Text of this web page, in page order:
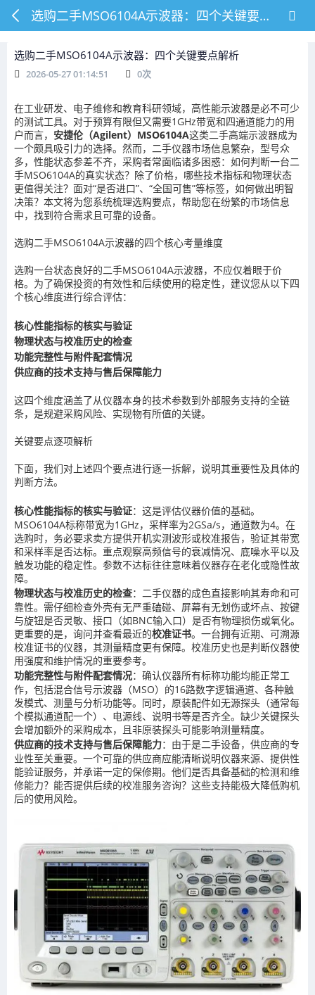
选购二手MSO6104A示波器：四个关键要点解析
选购二手MSO6104A示波器：四个关键要点解析
2026-05-27 01:14:51 0次
在工业研发、电子维修和教育科研领域，高性能示波器是必不可少
的测试工具。对于预算有限但又需要1GHz带宽和四通道能力的用
户而言， 安捷伦（Agilent）MSO6104A这类二手高端示波器成为
一个颇具吸引力的选择。然而，二手仪器市场信息繁杂，型号众
多，性能状态参差不齐，采购者常面临诸多困惑：如何判断一台二
手MSO6104A的真实状态？除了价格，哪些技术指标和物理状态
更值得关注？面对“是否进口”、“全国可售”等标签，如何做出明智
决策？本文将为您系统梳理选购要点，帮助您在纷繁的市场信息
中，找到符合需求且可靠的设备。
选购二手MSO6104A示波器的四个核心考量维度
选购一台状态良好的二手MSO6104A示波器，不应仅着眼于价
格。为了确保投资的有效性和后续使用的稳定性，建议您从以下四
个核心维度进行综合评估：
核心性能指标的核实与验证
物理状态与校准历史的检查
功能完整性与附件配套情况
供应商的技术支持与售后保障能力
这四个维度涵盖了从仪器本身的技术参数到外部服务支持的全链
条，是规避采购风险、实现物有所值的关键。
关键要点逐项解析
下面，我们对上述四个要点进行逐一拆解，说明其重要性及具体的
判断方法。
核心性能指标的核实与验证：这是评估仪器价值的基础。
MSO6104A标称带宽为1GHz，采样率为2GSa/s，通道数为4。在
选购时，务必要求卖方提供开机实测波形或校准报告，验证其带宽
和采样率是否达标。重点观察高频信号的衰减情况、底噪水平以及
触发功能的稳定性。参数不达标往往意味着仪器存在老化或隐性故
障。
物理状态与校准历史的检查：二手仪器的成色直接影响其寿命和可
靠性。需仔细检查外壳有无严重磕碰、屏幕有无划伤或坏点、按键
与旋钮是否灵敏、接口（如BNC输入口）是否有物理损伤或氧化。
更重要的是，询问并查看最近的校准证书。一台拥有近期、可溯源
校准证书的仪器，其测量精度更有保障。校准历史也是判断仪器使
用强度和维护情况的重要参考。
功能完整性与附件配套情况：确认仪器所有标称功能均能正常工
作，包括混合信号示波器（MSO）的16路数字逻辑通道、各种触
发模式、测量与分析功能等。同时，原装配件如无源探头（通常每
个模拟通道配一个）、电源线、说明书等是否齐全。缺少关键探头
会增加额外的采购成本，且非原装探头可能影响测量精度。
供应商的技术支持与售后保障能力：由于是二手设备，供应商的专
业性至关重要。一个可靠的供应商应能清晰说明仪器来源、提供性
能验证服务，并承诺一定的保修期。他们是否具备基础的检测和维
修能力？能否提供后续的校准服务咨询？这些支持能极大降低购机
后的使用风险。